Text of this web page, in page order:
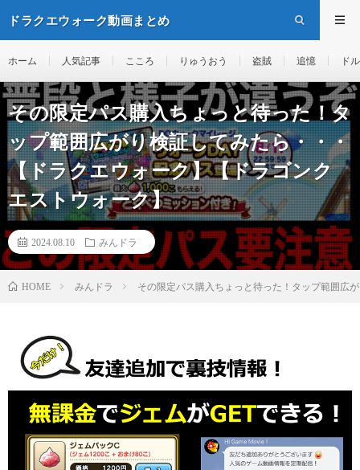
ドラクエウォーク動画まとめ
ホーム 人気記事 こころ りゅうおう 盗賊 追憶 ド
その限定パス購入ちょっと待った！タ
ップ範囲広がり検証してみたら・・・
【ドラクエウォーク】【ドラゴンク
エストウォーク】
2024.08.10 みんドラ
HOME みんドラ その限定パス購入ちょっと待った！タップ範囲広